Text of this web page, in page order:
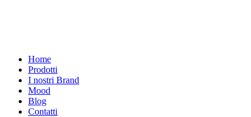
Home
Prodotti
I nostri Brand
Mood
Blog
Contatti